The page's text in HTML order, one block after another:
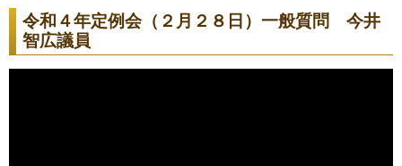
令和４年定例会（２月２８日）一般質問 今井
智広議員